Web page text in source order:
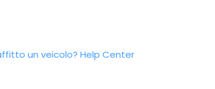
un veicolo? Help Center